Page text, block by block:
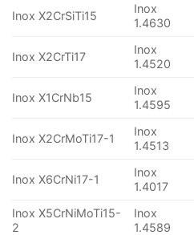
Inox X2CrSiTi15
Inox
1.4630
Inox X2CrTi17
Inox
1.4520
Inox X1CrNb15
Inox
1.4595
Inox X2CrMoTi17-1
Inox
1.4513
Inox X6CrNi17-1
Inox
1.4017
Inox X5CrNiMoTi15-
2
Inox
1.4589